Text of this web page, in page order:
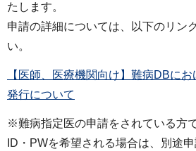
たします。
申請の詳細については、以下のリン
い。
【医師、医療機関向け】難病DBに
発行について
※難病指定医の申請をされている方
ID・PWを希望される場合は、別途